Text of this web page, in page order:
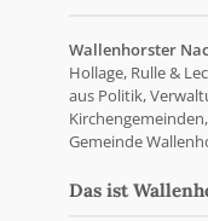
Wallenhorster
Hollage, Rulle &
aus Politik,
Gemeinde
Das ist